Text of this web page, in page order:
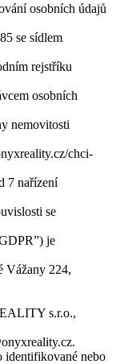
osobních údajů
se sídlem
rejstříku
osobních
nemovitosti
chci-
7 nařízení
se
je
Vážany 224,
s.r.o.,
identifikované nebo